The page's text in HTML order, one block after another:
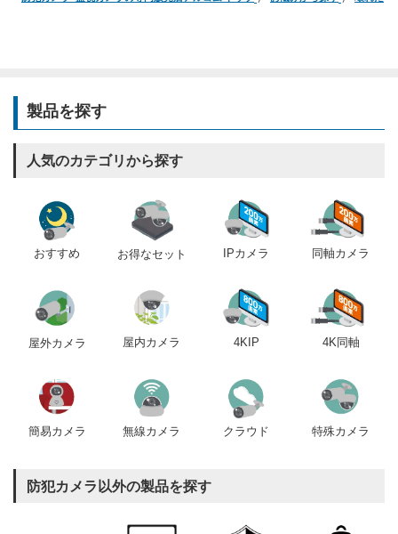
製品を探す
人気のカテゴリから探す
おすすめ お得なセット IPカメラ 同軸カメラ
屋外カメラ 屋内カメラ 4KIP 4K同軸
簡易カメラ 無線カメラ クラウド 特殊カメラ
防犯カメラ以外の製品を探す